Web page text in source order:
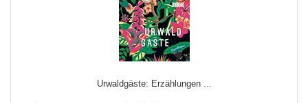
Urwaldgäste: Erzählungen ...